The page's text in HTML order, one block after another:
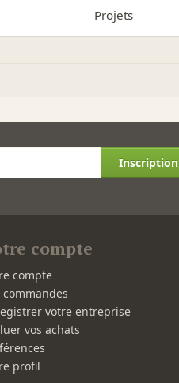
Projets
Inscription
compte
compte
commandes
votre entreprise
vos achats
profil